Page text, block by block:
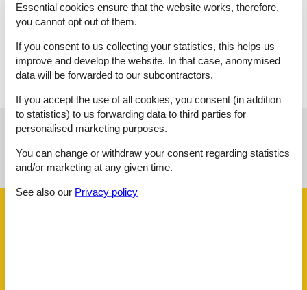
Terrasse, 10 m²
Licence no.: IT103050B4S4ALMUFR
See the course of the sun around the object
Essential cookies ensure that the website works, therefore,
you cannot opt out of them.
If you consent to us collecting your statistics, this helps us
improve and develop the website. In that case, anonymised
data will be forwarded to our subcontractors.
If you accept the use of all cookies, you consent (in addition
to statistics) to us forwarding data to third parties for
personalised marketing purposes.
You can change or withdraw your consent regarding statistics
and/or marketing at any given time.
See also our Privacy policy